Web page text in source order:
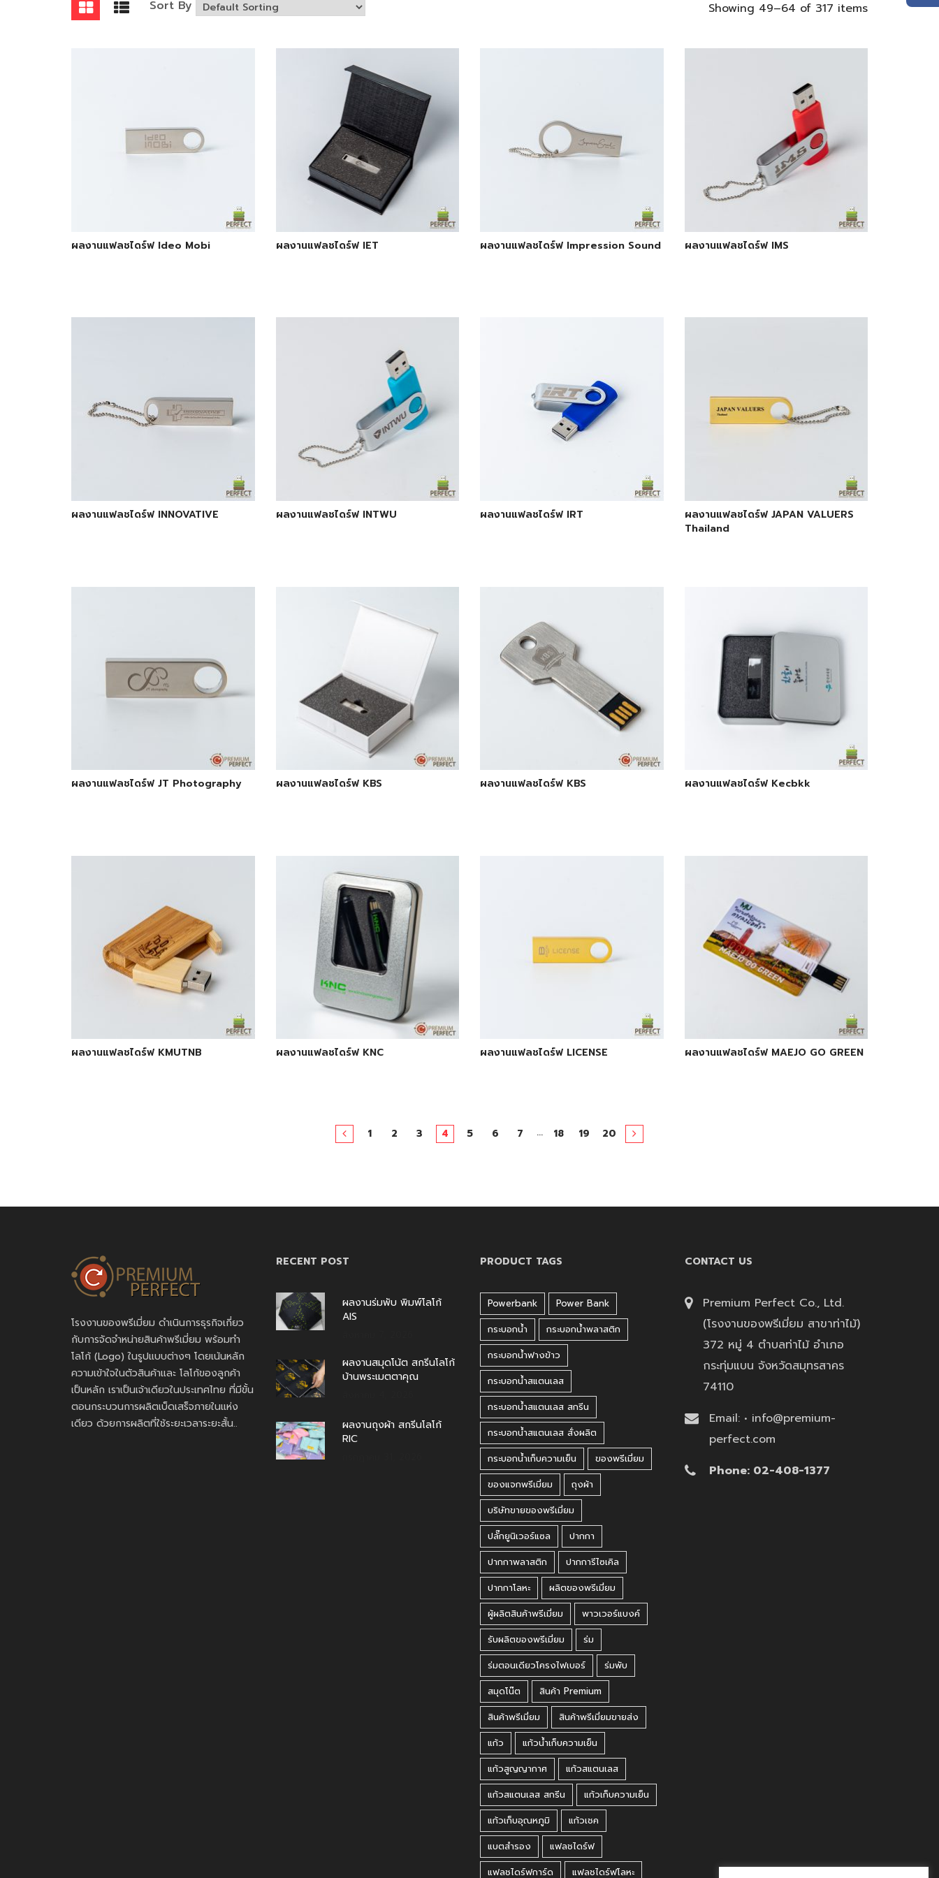
Sort By Showing 49–64 of 317 items
ผลงานแฟลชไดร์ฟ Ideo Mobi ผลงานแฟลชไดร์ฟ IET ผลงานแฟลชไดร์ฟ Impression Sound ผลงานแฟลชไดร์ฟ IMS
ผลงานแฟลชไดร์ฟ INNOVATIVE ผลงานแฟลชไดร์ฟ INTWU ผลงานแฟลชไดร์ฟ IRT
ผลงานแฟลชไดร์ฟ JAPAN VALUERS
Thailand
ผลงานแฟลชไดร์ฟ JT Photography ผลงานแฟลชไดร์ฟ KBS ผลงานแฟลชไดร์ฟ KBS ผลงานแฟลชไดร์ฟ Kecbkk
ผลงานแฟลชไดร์ฟ KMUTNB ผลงานแฟลชไดร์ฟ KNC ผลงานแฟลชไดร์ฟ LICENSE ผลงานแฟลชไดร์ฟ MAEJO GO GREEN
1 2 3 4 5 6 7 … 18 19 20
โรงงานของพรีเมี่ยม ดำเนินการธุรกิจเกี่ยว
กับการจัดจำหน่ายสินค้าพรีเมี่ยม พร้อมทำ
โลโก้ (Logo) ในรูปแบบต่างๆ โดยเน้นหลัก
ความเข้าใจในตัวสินค้าและ โลโก้ของลูกค้า
เป็นหลัก เราเป็นเจ้าเดียวในประเทศไทย ที่มีขั้น
ตอนกระบวนการผลิตเบ็ดเสร็จภายในแห่ง
เดียว ด้วยการผลิตที่ใช้ระยะเวลาระยะสั้น..
RECENT POST
ผลงานร่มพับ พิมพ์โลโก้
AIS
ผลงานสมุดโน้ต สกรีนโลโก้
บ้านพระเมตตาคุณ
ผลงานถุงผ้า สกรีนโลโก้
RIC
PRODUCT TAGS
Powerbank
Power Bank
กระบอกน้ำ
กระบอกน้ำพลาสติก
กระบอกน้ำฟางข้าว
กระบอกน้ำสแตนเลส
กระบอกน้ำสแตนเลส สกรีน
กระบอกน้ำสแตนเลส สั่งผลิต
กระบอกน้ำเก็บความเย็น
ของพรีเมี่ยม
ของแจกพรีเมี่ยม
ถุงผ้า
บริษัทขายของพรีเมี่ยม
ปลั๊กยูนิเวอร์แซล
ปากกา
ปากกาพลาสติก
ปากการีไซเคิล
ปากกาโลหะ
ผลิตของพรีเมี่ยม
ผู้ผลิตสินค้าพรีเมี่ยม
พาวเวอร์แบงค์
รับผลิตของพรีเมี่ยม
ร่ม
ร่มตอนเดียวโครงไฟเบอร์
ร่มพับ
สมุดโน๊ต
สินค้า Premium
สินค้าพรีเมี่ยม
สินค้าพรีเมี่ยมขายส่ง
แก้ว
แก้วน้ำเก็บความเย็น
แก้วสูญญากาศ
แก้วสแตนเลส
แก้วสแตนเลส สกรีน
แก้วเก็บความเย็น
แก้วเก็บอุณหภูมิ
แก้วเชค
แบตสำรอง
แฟลชไดร์ฟ
แฟลชไดร์ฟการ์ด
แฟลชไดร์ฟโลหะ
CONTACT US
Premium Perfect Co., Ltd.
(โรงงานของพรีเมี่ยม สาขาท่าไม้)
372 หมู่ 4 ตำบลท่าไม้ อำเภอ
กระทุ่มแบน จังหวัดสมุทรสาคร
74110
Email: • info@premium-
perfect.com
Phone: 02-408-1377